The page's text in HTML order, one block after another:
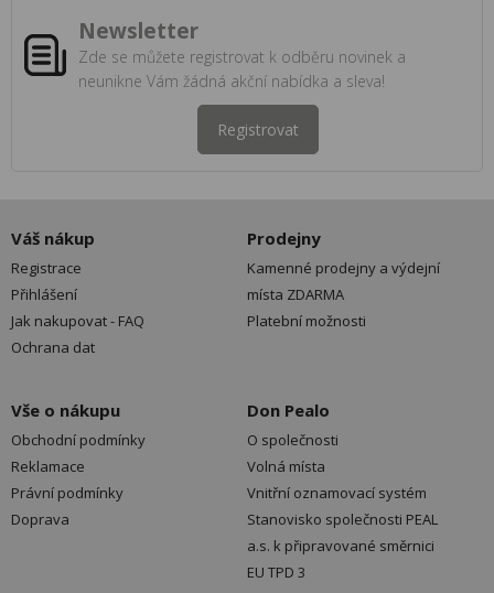
Newsletter
Zde se můžete registrovat k odběru novinek a
neunikne Vám žádná akční nabídka a sleva!
Registrovat
Váš nákup
Registrace
Přihlášení
Jak nakupovat - FAQ
Ochrana dat
Prodejny
Kamenné prodejny a výdejní
místa ZDARMA
Platební možnosti
Vše o nákupu
Obchodní podmínky
Reklamace
Právní podmínky
Doprava
Don Pealo
O společnosti
Volná místa
Vnitřní oznamovací systém
Stanovisko společnosti PEAL
a.s. k připravované směrnici
EU TPD 3